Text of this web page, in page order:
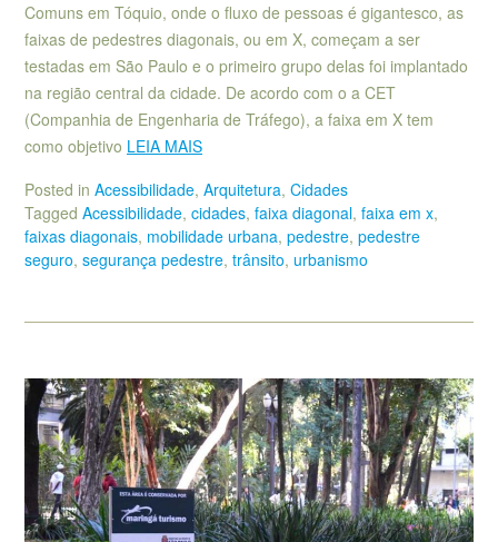
Comuns em Tóquio, onde o fluxo de pessoas é gigantesco, as
faixas de pedestres diagonais, ou em X, começam a ser
testadas em São Paulo e o primeiro grupo delas foi implantado
na região central da cidade. De acordo com o a CET
(Companhia de Engenharia de Tráfego), a faixa em X tem
como objetivo LEIA MAIS
Posted in Acessibilidade, Arquitetura, Cidades
Tagged Acessibilidade, cidades, faixa diagonal, faixa em x,
faixas diagonais, mobilidade urbana, pedestre, pedestre
seguro, segurança pedestre, trânsito, urbanismo